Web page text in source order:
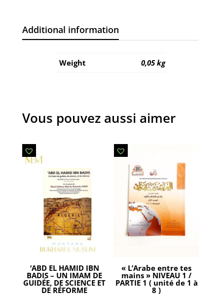
Additional information
Weight 0,05 kg
Vous pouvez aussi aimer
‘ABD EL HAMID IBN
BADIS – UN IMAM DE
GUIDÉE, DE SCIENCE ET
DE RÉFORME
« L’Arabe entre tes
mains » NIVEAU 1 /
PARTIE 1 ( unité de 1 à
8 )